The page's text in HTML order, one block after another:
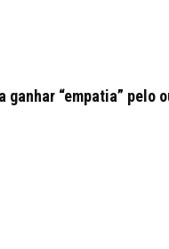
ganhar “empatia” pelo